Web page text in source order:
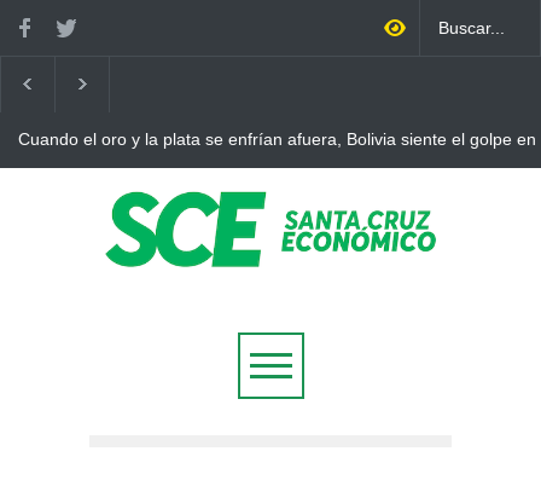
Cuando el oro y la plata se enfrían afuera, Bolivia siente el golpe en